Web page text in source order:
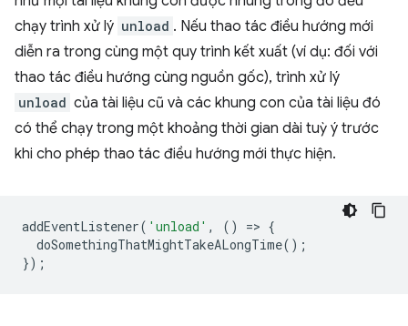
chạy trình xử lý unload . Nếu thao tác điều hướng mới
diễn ra trong cùng một quy trình kết xuất (ví dụ: đối với
thao tác điều hướng cùng nguồn gốc), trình xử lý
unload của tài liệu cũ và các khung con của tài liệu đó
có thể chạy trong một khoảng thời gian dài tuỳ ý trước
khi cho phép thao tác điều hướng mới thực hiện.
addEventListener( 'unload' , () => {
doSomethingThatMightTakeALongTime();
});